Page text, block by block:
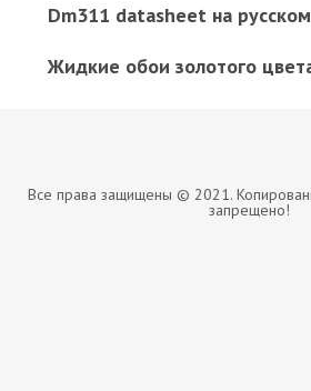
Dm311 datasheet на русском
Жидкие обои золотого
Все права защищены © 2021.
запрещено!